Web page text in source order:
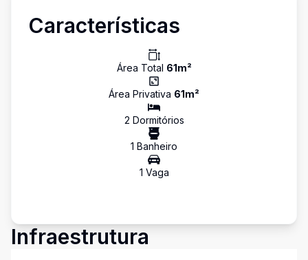
Características
Área Total 61m²
Área Privativa 61m²
2 Dormitórios
1 Banheiro
1 Vaga
Infraestrutura